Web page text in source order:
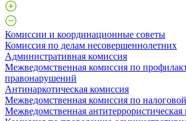
Комиссии и координационные советы
Комиссия по делам несовершеннолетних
Административная комиссия
Межведомственная комиссия по
правонарушений
Антинаркотическая комиссия
Межведомственная комиссия по
Межведомственная антитеррористическая